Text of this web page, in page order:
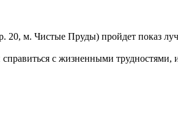
20, м. Чистые Пруды) пройдет показ
с жизненными